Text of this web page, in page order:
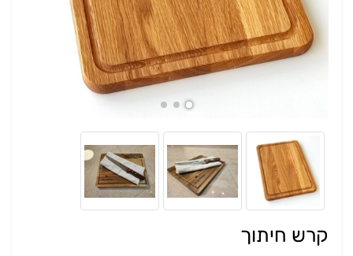
קרש חיתוך